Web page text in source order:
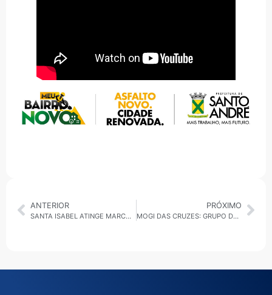
ANTERIOR
SANTA ISABEL ATINGE MARCA HISTÓRICA EM REGULARIZAÇÃO 2.500 FAMÍLIAS GARANTEM DIREITO LEGAL AO PRÓPRIO LAR
PRÓXIMO
MOGI DAS CRUZES: GRUPO DE FISCALIZAÇÃO INTEGRADA AO ALTO TIETÊ EMBARGA 75 LOTES IRREGULARES